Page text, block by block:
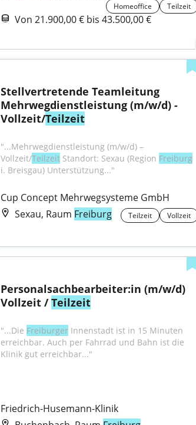
Homeoffice Teilzeit
Von 21.900,00 € bis 43.500,00 €
Stellvertretende Teamleitung
Mehrwegdienstleistung (m/w/d) -
Vollzeit/Teilzeit
"...Mehrwegdienstleistung (m/w/d) –
Vollzeit/Teilzeit Standort: Sexau (Region Freiburg
i. Breisgau) Unterstützung..."
Cup Concept Mehrwegsysteme GmbH
Sexau, Raum Freiburg Teilzeit Vollzeit
Personalsachbearbeiter:in (m/w/d)
Vollzeit / Teilzeit
"...Die Freiburger Innenstadt ist in 15 Minuten
erreichbar. Auch per Fahrrad und Bahn ist die
Klinik gut erreichbar..."
Friedrich-Husemann-Klinik